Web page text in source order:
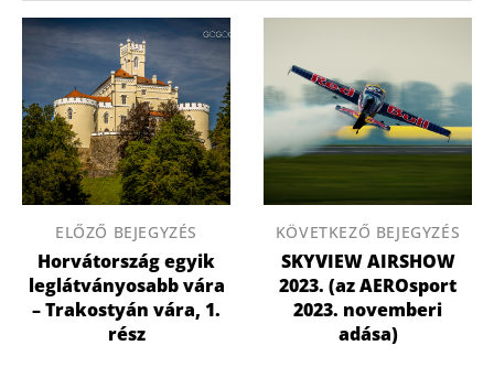
ELŐZŐ BEJEGYZÉS
Horvátország egyik
leglátványosabb vára
– Trakostyán vára, 1.
rész
KÖVETKEZŐ BEJEGYZÉS
SKYVIEW AIRSHOW
2023. (az AEROsport
2023. novemberi
adása)